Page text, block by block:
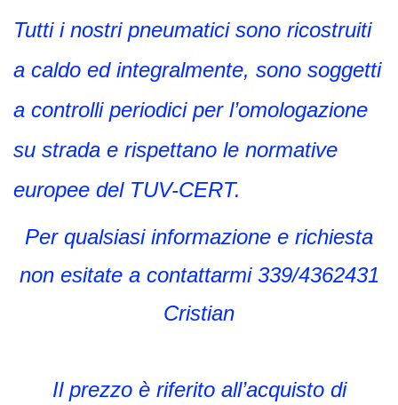
Tutti i nostri pneumatici sono ricostruiti
a caldo ed integralmente, sono soggetti
a controlli periodici per l’omologazione
su strada e rispettano le normative
europee del TUV-CERT.
Per qualsiasi informazione e richiesta
non esitate a contattarmi 339/4362431
Cristian
Il prezzo è riferito all’acquisto di